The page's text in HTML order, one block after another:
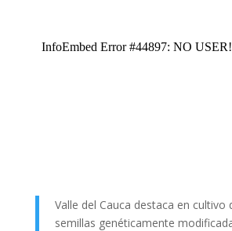
Valle del Cauca destaca en cultivo
semillas genéticamente